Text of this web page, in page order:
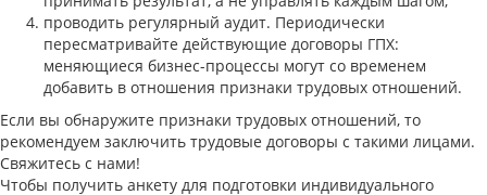
проводить регулярный аудит. Периодически
пересматривайте действующие договоры ГПХ:
меняющиеся бизнес-процессы могут со временем
добавить в отношения признаки трудовых отношений.
Если вы обнаружите признаки трудовых отношений, то
рекомендуем заключить трудовые договоры с такими лицами.
Свяжитесь с нами!
Чтобы получить анкету для подготовки индивидуального